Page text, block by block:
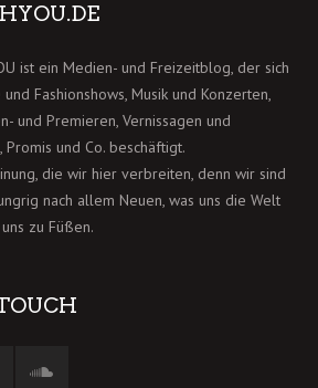
ist ein Medien- und Freizeitblog, der sich
Fashionshows, Musik und Konzerten,
und Premieren, Vernissagen und
Promis und Co. beschäftigt.
die wir hier verbreiten, denn wir sind
nach allem Neuen, was uns die Welt
zu Füßen.